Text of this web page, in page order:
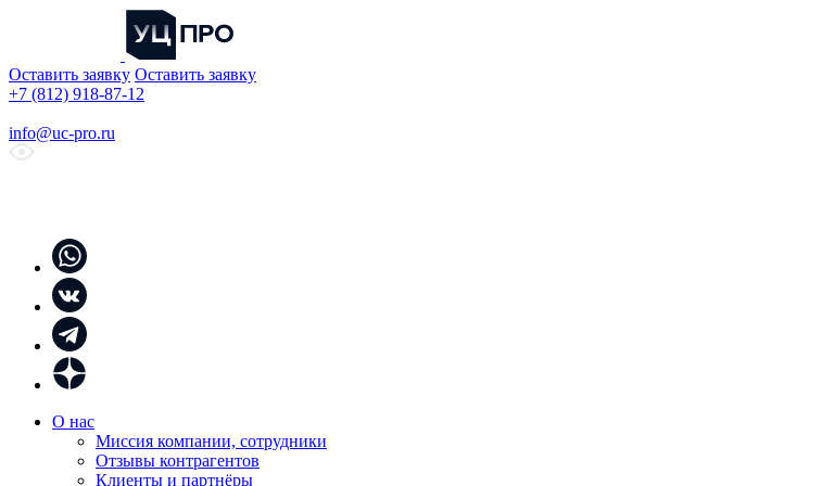
Оставить заявку Оставить заявку
+7 (812) 918-87-12
info@uc-pro.ru
О нас
Миссия компании, сотрудники
Отзывы контрагентов
Клиенты и партнёры